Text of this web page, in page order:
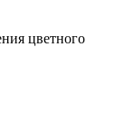
цветного